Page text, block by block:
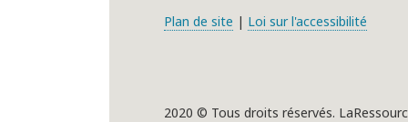
Plan de site | Loi sur l'accessibilité
2020 © Tous droits réservés.